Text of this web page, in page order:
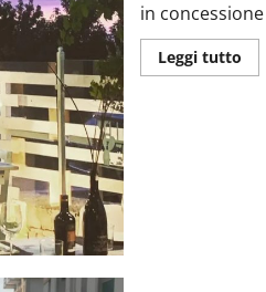
in
Leggi tutto